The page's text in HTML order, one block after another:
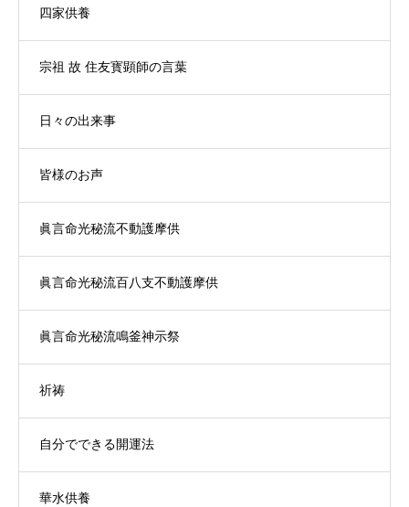
四家供養
宗祖 故 住友寳顕師の言葉
日々の出来事
皆様のお声
眞言命光秘流不動護摩供
眞言命光秘流百八支不動護摩供
眞言命光秘流鳴釜神示祭
祈祷
自分でできる開運法
華水供養